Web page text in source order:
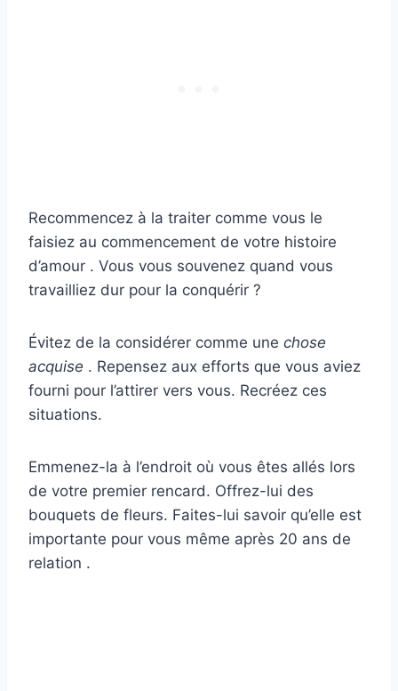
Recommencez à la traiter comme vous le
faisiez au commencement de votre histoire
d’amour . Vous vous souvenez quand vous
travailliez dur pour la conquérir ?
Évitez de la considérer comme une chose
acquise . Repensez aux efforts que vous aviez
fourni pour l’attirer vers vous. Recréez ces
situations.
Emmenez-la à l’endroit où vous êtes allés lors
de votre premier rencard. Offrez-lui des
bouquets de fleurs. Faites-lui savoir qu’elle est
importante pour vous même après 20 ans de
relation .